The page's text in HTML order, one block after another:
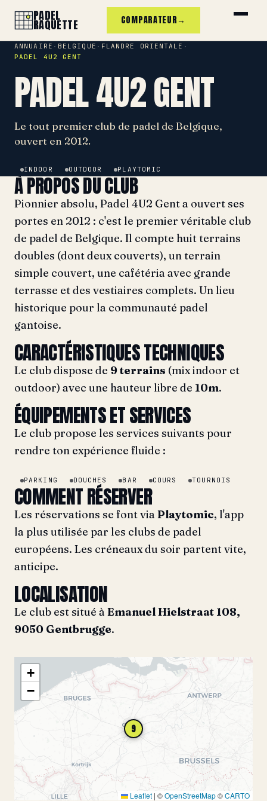
PADEL
RAQUETTE COMPARATEUR→
ANNUAIRE · BELGIQUE · FLANDRE ORIENTALE ·
PADEL 4U2 GENT
PADEL 4U2 GENT
Le tout premier club de padel de Belgique,
ouvert en 2012.
INDOOR OUTDOOR PLAYTOMIC
À PROPOS DU CLUB
Pionnier absolu, Padel 4U2 Gent a ouvert ses
portes en 2012 : c'est le premier véritable club
de padel de Belgique. Il compte huit terrains
doubles (dont deux couverts), un terrain
simple couvert, une cafétéria avec grande
terrasse et des vestiaires complets. Un lieu
historique pour la communauté padel
gantoise.
CARACTÉRISTIQUES TECHNIQUES
Le club dispose de 9 terrains (mix indoor et
outdoor) avec une hauteur libre de 10m.
ÉQUIPEMENTS ET SERVICES
Le club propose les services suivants pour
rendre ton expérience fluide :
PARKING DOUCHES BAR COURS TOURNOIS
COMMENT RÉSERVER
Les réservations se font via Playtomic, l'app
la plus utilisée par les clubs de padel
européens. Les créneaux du soir partent vite,
anticipe.
LOCALISATION
Le club est situé à Emanuel Hielstraat 108,
9050 Gentbrugge.
9
+
−
Leaflet | ©OpenStreetMap©CARTO